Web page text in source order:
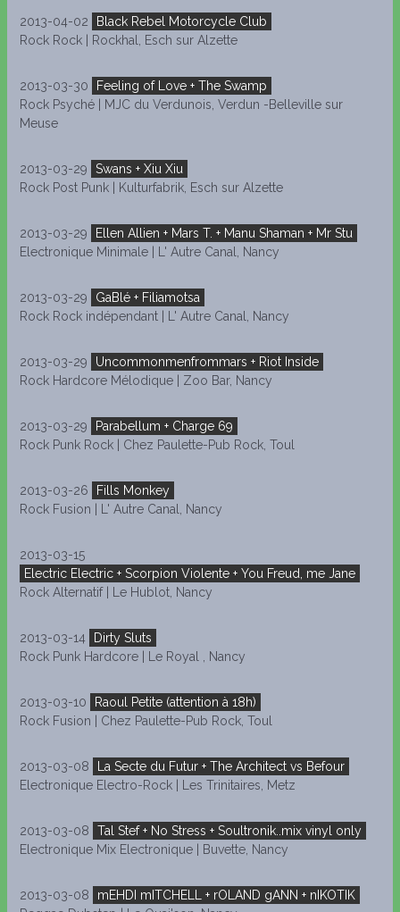
2013-04-02
Black Rebel Motorcycle Club
Rock Rock | Rockhal, Esch sur Alzette
2013-03-30
Feeling of Love + The Swamp
Rock Psyché | MJC du Verdunois, Verdun -Belleville sur
Meuse
2013-03-29
Swans + Xiu Xiu
Rock Post Punk | Kulturfabrik, Esch sur Alzette
2013-03-29
Ellen Allien + Mars T. + Manu Shaman + Mr Stu
Electronique Minimale | L' Autre Canal, Nancy
2013-03-29
GaBlé + Filiamotsa
Rock Rock indépendant | L' Autre Canal, Nancy
2013-03-29
Uncommonmenfrommars + Riot Inside
Rock Hardcore Mélodique | Zoo Bar, Nancy
2013-03-29
Parabellum + Charge 69
Rock Punk Rock | Chez Paulette-Pub Rock, Toul
2013-03-26
Fills Monkey
Rock Fusion | L' Autre Canal, Nancy
2013-03-15
Electric Electric + Scorpion Violente + You Freud, me Jane
Rock Alternatif | Le Hublot, Nancy
2013-03-14
Dirty Sluts
Rock Punk Hardcore | Le Royal , Nancy
2013-03-10
Raoul Petite (attention à 18h)
Rock Fusion | Chez Paulette-Pub Rock, Toul
2013-03-08
La Secte du Futur + The Architect vs Befour
Electronique Electro-Rock | Les Trinitaires, Metz
2013-03-08
Tal Stef + No Stress + Soultronik..mix vinyl only
Electronique Mix Electronique | Buvette, Nancy
2013-03-08
mEHDI mITCHELL + rOLAND gANN + nIKOTIK